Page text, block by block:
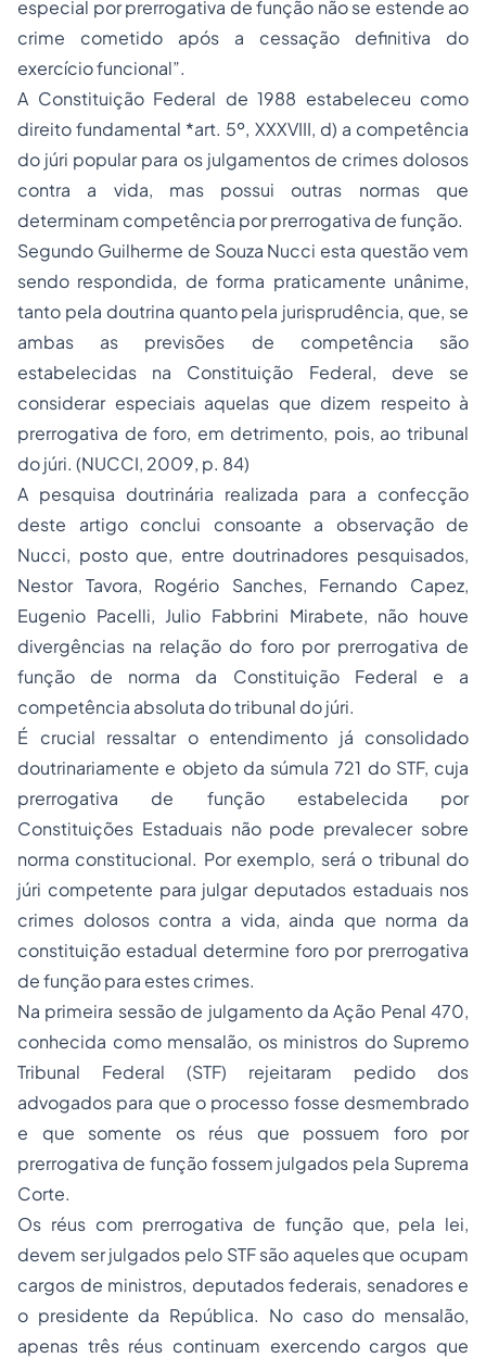
especial por prerrogativa de função não se estende ao
crime cometido após a cessação definitiva do
exercício funcional”.
A Constituição Federal de 1988 estabeleceu como
direito fundamental *art. 5º, XXXVIII, d) a competência
do júri popular para os julgamentos de crimes dolosos
contra a vida, mas possui outras normas que
determinam competência por prerrogativa de função.
Segundo Guilherme de Souza Nucci esta questão vem
sendo respondida, de forma praticamente unânime,
tanto pela doutrina quanto pela jurisprudência, que, se
ambas as previsões de competência são
estabelecidas na Constituição Federal, deve se
considerar especiais aquelas que dizem respeito à
prerrogativa de foro, em detrimento, pois, ao tribunal
do júri. (NUCCI, 2009, p. 84)
A pesquisa doutrinária realizada para a confecção
deste artigo conclui consoante a observação de
Nucci, posto que, entre doutrinadores pesquisados,
Nestor Tavora, Rogério Sanches, Fernando Capez,
Eugenio Pacelli, Julio Fabbrini Mirabete, não houve
divergências na relação do foro por prerrogativa de
função de norma da Constituição Federal e a
competência absoluta do tribunal do júri.
É crucial ressaltar o entendimento já consolidado
doutrinariamente e objeto da súmula 721 do STF, cuja
prerrogativa de função estabelecida por
Constituições Estaduais não pode prevalecer sobre
norma constitucional. Por exemplo, será o tribunal do
júri competente para julgar deputados estaduais nos
crimes dolosos contra a vida, ainda que norma da
constituição estadual determine foro por prerrogativa
de função para estes crimes.
Na primeira sessão de julgamento da Ação Penal 470,
conhecida como mensalão, os ministros do Supremo
Tribunal Federal (STF) rejeitaram pedido dos
advogados para que o processo fosse desmembrado
e que somente os réus que possuem foro por
prerrogativa de função fossem julgados pela Suprema
Corte.
Os réus com prerrogativa de função que, pela lei,
devem ser julgados pelo STF são aqueles que ocupam
cargos de ministros, deputados federais, senadores e
o presidente da República. No caso do mensalão,
apenas três réus continuam exercendo cargos que